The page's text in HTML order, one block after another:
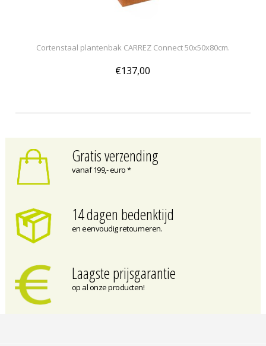
Cortenstaal plantenbak CARREZ Connect 50x50x80cm.
€137,00
Gratis verzending
vanaf 199,- euro *
14 dagen bedenktijd
en eenvoudig retourneren.
Laagste prijsgarantie
op al onze producten!